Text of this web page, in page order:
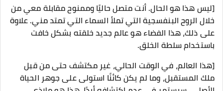
[ليس هذا هو الحال. أنت متصل حاليًا وممنوح مقابلة معي من
خلال الروح البنفسجية التي تملأ السماء التي تمتد مني. علاوة
على ذلك، هذا الفضاء هو عالم جديد خلقته بشكل خافت
باستخدام سلطة الخلق.
[هذا العالم، في الوقت الحالي، غير مكتشف حتى من قبل
ملك المستقبل، وما لم يكن كائنًا استولى على جوهر الحياة